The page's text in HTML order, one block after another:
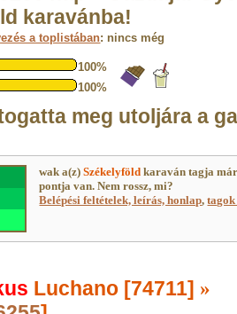
karavánba!
a toplistában: nincs még
100%
100%
meg utoljára a
wak a(z)Székelyföld karaván tagja
pontja van. Nem rossz, mi?
Belépési feltételek, leírás, honlap,
Luchano [74711] »